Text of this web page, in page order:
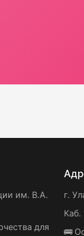
им. В.А.
для
г.
🚌